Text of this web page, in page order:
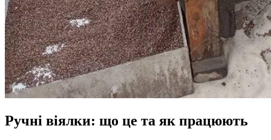
Ручні віялки: що це та як працюють